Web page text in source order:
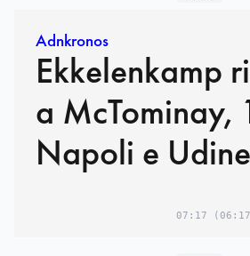
Adnkronos
Ekkelenkamp
a McTominay,
Napoli e
07:17